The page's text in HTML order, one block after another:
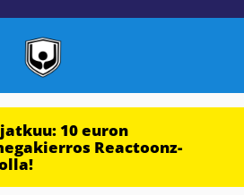
10 euron
Reactoonz-